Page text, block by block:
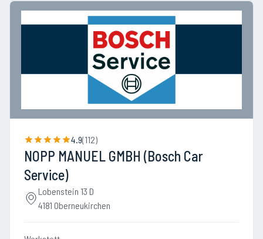
4.9(112)
NOPP MANUEL GMBH (Bosch Car
Service)
Lobenstein 13 D
4181 Oberneukirchen